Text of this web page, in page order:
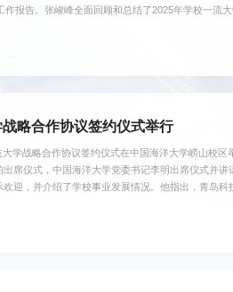
报告。张峻峰全面回顾和总结了2025年学校一流大
平总书记重要回信和重要讲话精神，牢牢把握教育
略合作协议签约仪式举行
学战略合作协议签约仪式在中国海洋大学崂山校区
席仪式，中国海洋大学党委书记李明出席仪式并讲
迎，并介绍了学校事业发展情况。他指出，青岛科
流密切，合作基础坚实、空间广阔,希望两校深入学